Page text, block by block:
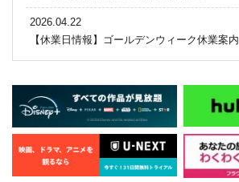
2026.04.22
【休業日情報】ゴールデンウィーク休業案内